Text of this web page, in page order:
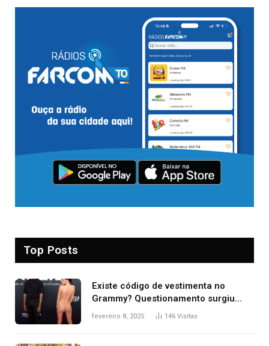
Top Posts
Existe código de vestimenta no
Grammy? Questionamento surgiu
após Bianca Censori, mulher de
fevereiro 8, 2025 146 Visitas